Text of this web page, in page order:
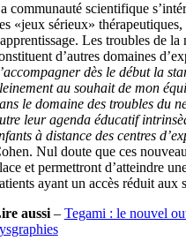
communauté scientifique
«jeux sérieux»
Les troubles de
d’autres domaines
dès le début la
au souhait de mon
le domaine des troubles du
leur agenda éducatif
à distance des centres
Nul doute que ces
et permettront d’atteindre
ayant un accès réduit aux
aussi– Tegami : le nouvel